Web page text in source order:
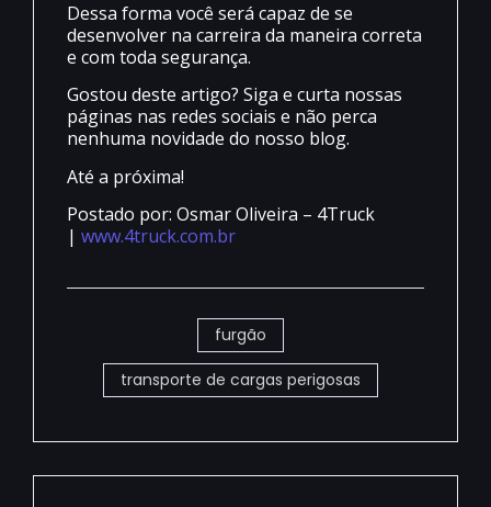
Dessa forma você será capaz de se
desenvolver na carreira da maneira correta
e com toda segurança.
Gostou deste artigo? Siga e curta nossas
páginas nas redes sociais e não perca
nenhuma novidade do nosso blog.
Até a próxima!
Postado por: Osmar Oliveira – 4Truck
| www.4truck.com.br
furgão
transporte de cargas perigosas